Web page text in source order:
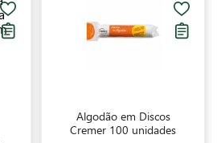
Algodão em Discos
Cremer 100 unidades